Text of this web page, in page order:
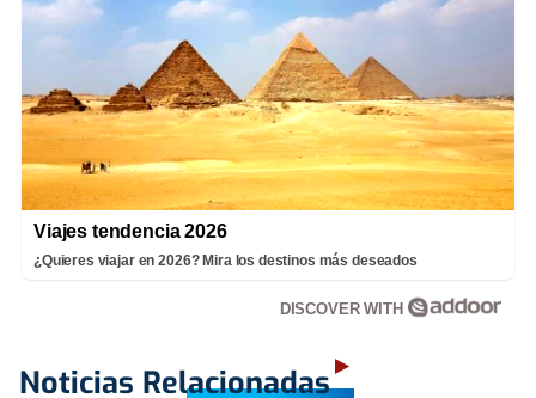
Viajes tendencia 2026
¿Quieres viajar en 2026? Mira los destinos más deseados
DISCOVER WITH
Noticias Relacionadas